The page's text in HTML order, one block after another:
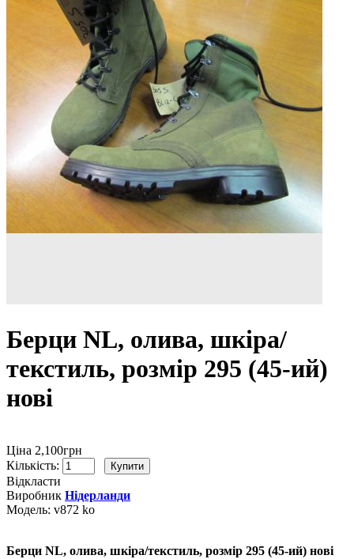
Берци NL, олива, шкіра/
текстиль, розмір 295 (45-ий)
нові
Ціна 2,100грн
Кількість:
Відкласти
Виробник Нідерланди
Модель: v872 ko
Берци NL, олива, шкіра/текстиль, розмір 295 (45-ий) нові